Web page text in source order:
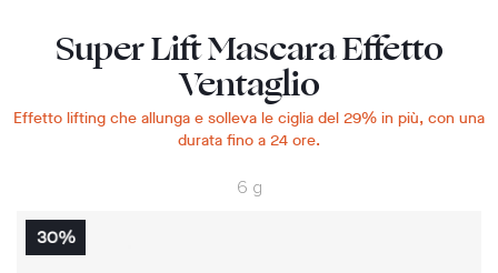
Super Lift Mascara Effetto
Ventaglio
Effetto lifting che allunga e solleva le ciglia del 29% in più, con una
durata fino a 24 ore.
6 g